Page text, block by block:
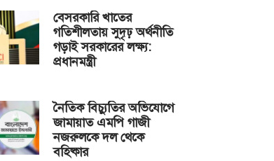
বেসরকারি খাতের
গতিশীলতায় সুদৃঢ় অর্থনীতি
গড়াই সরকারের লক্ষ্য:
প্রধানমন্ত্রী
নৈতিক বিচ্যুতির অভিযোগে
জামায়াত এমপি গাজী
নজরুলকে দল থেকে
বহিষ্কার